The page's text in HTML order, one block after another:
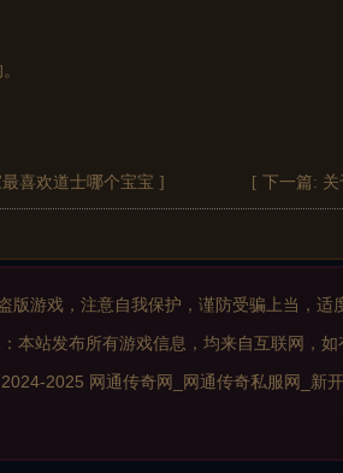
喜欢道士哪个宝宝 ] [ 下一篇:
版游戏，注意自我保护，谨防受骗上当，
本站发布所有游戏信息，均来自互联网，
2025 网通传奇网_网通传奇私服网_新